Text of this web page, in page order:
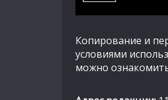
Копирование и
условиями
можно